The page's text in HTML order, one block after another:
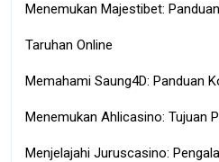
Menemukan Majestibet:
Taruhan Online
Memahami Saung4D: Panduan
Menemukan Ahlicasino: Tujuan
Menjelajahi Juruscasino: